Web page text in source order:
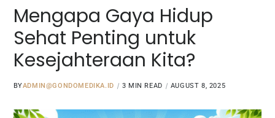
Mengapa Gaya Hidup
Sehat Penting untuk
Kesejahteraan Kita?
BYADMIN@GONDOMEDIKA.ID 3 MIN READ AUGUST 8, 2025